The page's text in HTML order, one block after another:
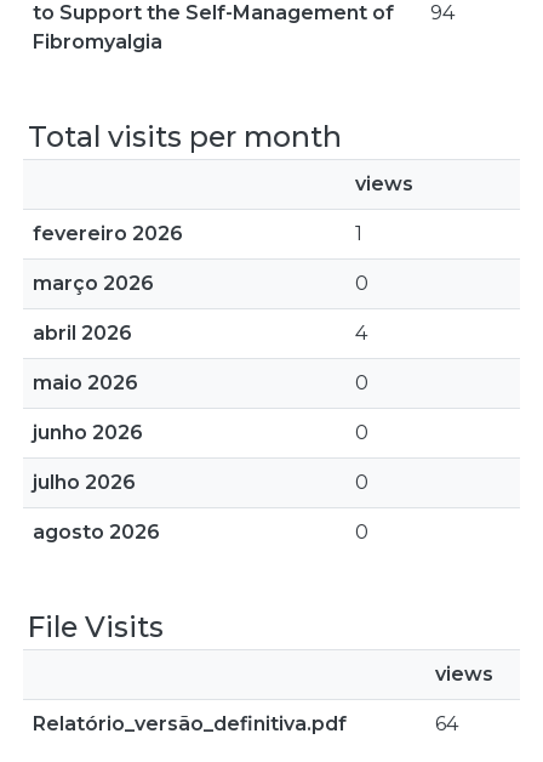
to Support the Self-Management of
Fibromyalgia
94
Total visits per month
views
fevereiro 2026 1
março 2026 0
abril 2026 4
maio 2026 0
junho 2026 0
julho 2026 0
agosto 2026 0
File Visits
views
Relatório_versão_definitiva.pdf 64